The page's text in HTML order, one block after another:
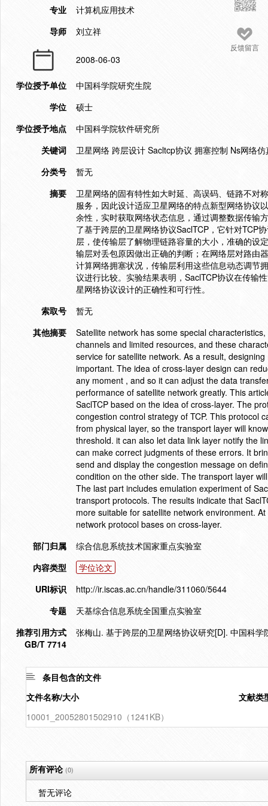
反馈留言
专业
计算机应用技术
导师
刘立祥
2008-06-03
学位授予单位
中国科学院研究生院
学位
硕士
学位授予地点
中国科学院软件研究所
关键词
卫星网络 跨层设计 Sacltcp协议 拥塞控制 Ns网络仿
分类号
暂无
摘要
卫星网络的固有特性如大时延、高误码、链路不对
服务，因此设计适应卫星网络的特点新型网络协议
余性，实时获取网络状态信息，通过调整数据传输
了基于跨层的卫星网络协议SaclTCP，它针对TCP
层，使传输层了解物理链路容量的大小，准确的设
输层对丢包原因做出正确的判断；在网络层对路由
计算网络拥塞状况，传输层利用这些信息动态调节
议进行比较。实验结果表明，SaclTCP协议在传输
星网络协议设计的正确性和可行性。
索取号
暂无
其他摘要
Satellite network has some special
channels and limited resources, and these
service for satellite network. As a result,
important. The idea of cross-layer design can
any moment , and so it can adjust the data
performance of satellite network greatly. This
SaclTCP based on the idea of cross-layer. The
congestion control strategy of TCP. This protocol
from physical layer, so the transport layer will
threshold. it can also let data link layer notify the
can make correct judgments of these errors. It
send and display the congestion message on
condition on the other side. The transport layer
The last part includes emulation experiment of
transport protocols. The results indicate that
more suitable for satellite network environment.
network protocol bases on cross-layer.
部门归属
综合信息系统技术国家重点实验室
内容类型
学位论文
URI标识
http://ir.iscas.ac.cn/handle/311060/5644
专题
天基综合信息系统全国重点实验室
推荐引用方式
GB/T 7714
张梅山. 基于跨层的卫星网络协议研究[D]. 中国科
条目包含的文件
文件名称/大小
文献类
10001_20052801502910（1241KB）
所有评论(0)
暂无评论